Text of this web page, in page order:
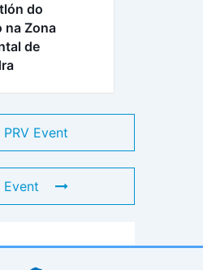
do
na Zona
de
PRV Event
Event